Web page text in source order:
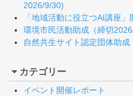
2026/9/30)
「地域活動に役立つAI講座
環境市民活動助成（締切
自然共生サイト認定団体助
カテゴリー
イベント開催レポート